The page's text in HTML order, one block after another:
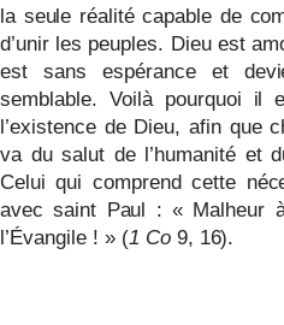
la seule réalité capable de
d’unir les peuples. Dieu est
est sans espérance et
semblable. Voilà pourquoi il
l’existence de Dieu, afin que
va du salut de l’humanité et
Celui qui comprend cette
avec saint Paul : « Malheur
l’Évangile ! » (1 Co 9, 16).